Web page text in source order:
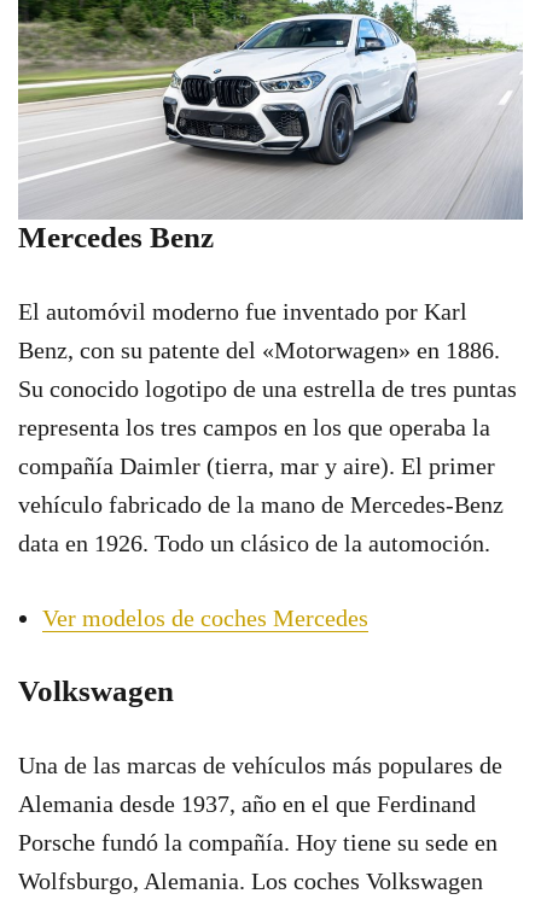
Mercedes Benz
El automóvil moderno fue inventado por Karl
Benz, con su patente del «Motorwagen» en 1886.
Su conocido logotipo de una estrella de tres puntas
representa los tres campos en los que operaba la
compañía Daimler (tierra, mar y aire). El primer
vehículo fabricado de la mano de Mercedes-Benz
data en 1926. Todo un clásico de la automoción.
Ver modelos de coches Mercedes
Volkswagen
Una de las marcas de vehículos más populares de
Alemania desde 1937, año en el que Ferdinand
Porsche fundó la compañía. Hoy tiene su sede en
Wolfsburgo, Alemania. Los coches Volkswagen